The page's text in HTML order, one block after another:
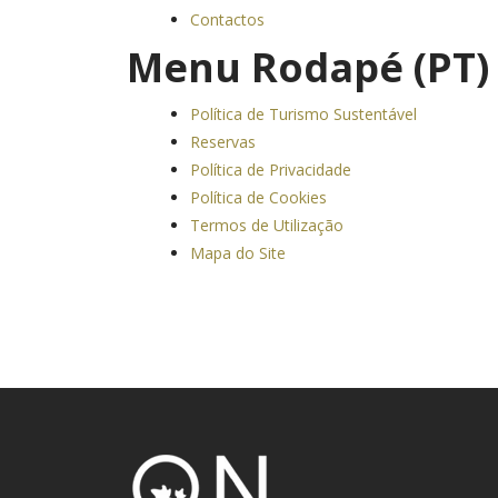
Contactos
Menu Rodapé (PT)
Política de Turismo Sustentável
Reservas
Política de Privacidade
Política de Cookies
Termos de Utilização
Mapa do Site